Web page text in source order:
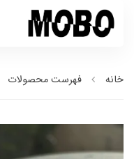
خانه فهرست محصولات